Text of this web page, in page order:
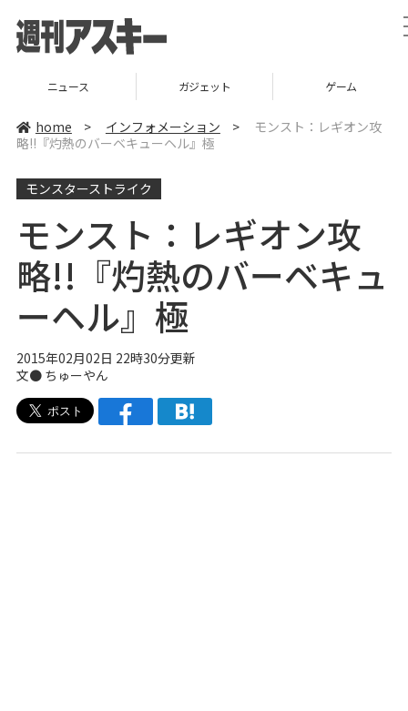
ニュース ガジェット ゲーム
home > インフォメーション >
モンスト：レギオン攻
略!!『灼熱のバーベキューヘル』極
モンスターストライク
モンスト：レギオン攻
略!!『灼熱のバーベキュ
ーヘル』極
2015年02月02日 22時30分更新
文● ちゅーやん